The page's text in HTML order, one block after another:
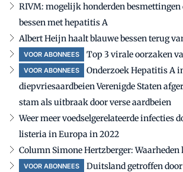
RIVM: mogelijk honderden besmettingen
bessen met hepatitis A
Albert Heijn haalt blauwe bessen terug
VOOR ABONNEES Top 3 virale oorzaken
VOOR ABONNEES
Onderzoek Hepatitis A
diepvriesaardbeien Verenigde Staten
stam als uitbraak door verse aardbeien
Weer meer voedselgerelateerde infecties
listeria in Europa in 2022
Column Simone Hertzberger:
VOOR ABONNEES
Duitsland getroffen